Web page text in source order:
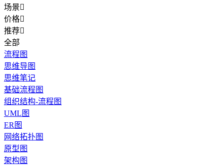
场景
价格
推荐
全部
流程图
思维导图
思维笔记
基础流程图
组织结构-流程图
UML图
ER图
网络拓扑图
原型图
架构图